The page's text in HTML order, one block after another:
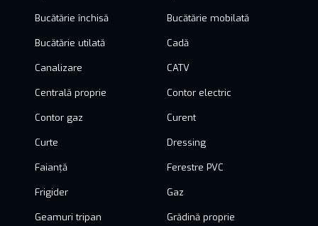
Bucătărie închisă Bucătărie mobilată
Bucătărie utilată Cadă
Canalizare CATV
Centrală proprie Contor electric
Contor gaz Curent
Curte Dressing
Faianță Ferestre PVC
Frigider Gaz
Geamuri tripan Grădină proprie